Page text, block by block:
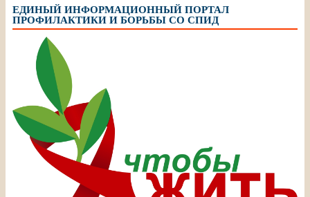
ЕДИНЫЙ ИНФОРМАЦИОННЫЙ ПОРТАЛ
ПРОФИЛАКТИКИ И БОРЬБЫ СО СПИД